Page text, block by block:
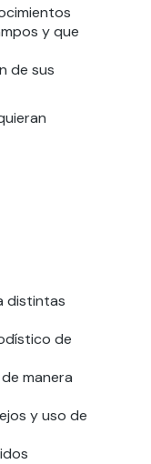
pos y que
de sus
distintas
de
manera
y uso de